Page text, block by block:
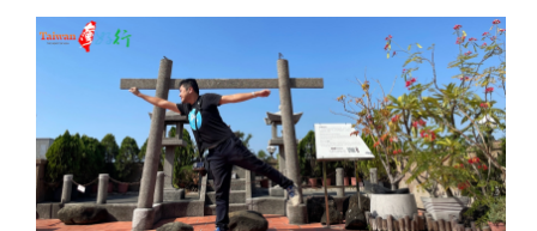
遊
完
公
開
｜
網